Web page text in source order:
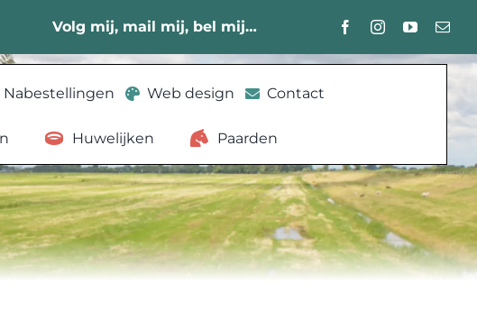
Volg mij, mail mij, bel mij…
Nabestellingen Web design Contact
Huwelijken Paarden